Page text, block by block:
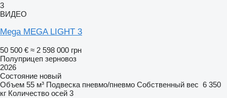
3
ВИДЕО
Mega MEGA LIGHT 3
50 500 € ≈ 2 598 000 грн
Полуприцеп зерновоз
2026
Состояние новый
Объем 55 м³ Подвеска пневмо/пневмо Собственный вес 6 350
кг Количество осей 3